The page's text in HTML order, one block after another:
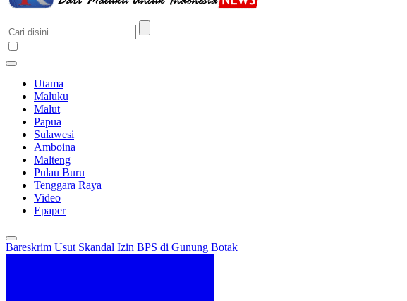
Utama
Maluku
Malut
Papua
Sulawesi
Amboina
Malteng
Pulau Buru
Tenggara Raya
Video
Epaper
Bareskrim Usut Skandal Izin BPS di Gunung Botak